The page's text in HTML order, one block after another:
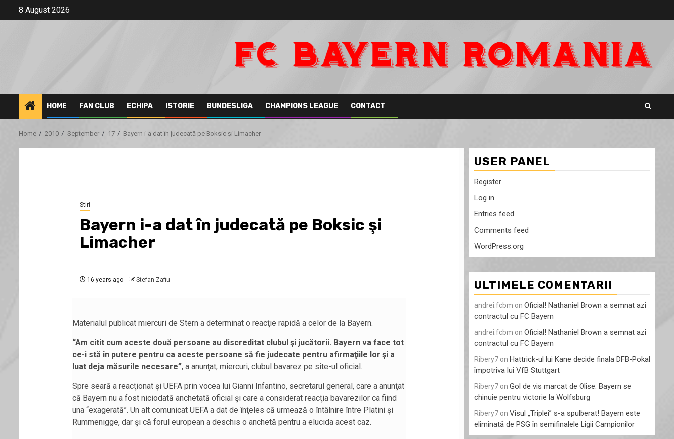
8 August 2026
HOME FAN CLUB ECHIPA ISTORIE BUNDESLIGA CHAMPIONS LEAGUE CONTACT
Home 2010 September 17 Bayern i-a dat în judecată pe Boksic şi Limacher
Stiri
Bayern i-a dat în judecată pe Boksic şi
Limacher
16 years ago Stefan Zafiu
Materialul publicat miercuri de Stern a determinat o reacţie rapidă a celor de la Bayern.
“Am citit cum aceste două persoane au discreditat clubul şi jucătorii. Bayern va face tot
ce-i stă în putere pentru ca aceste persoane să fie judecate pentru afirmaţiile lor şi a
luat deja măsurile necesare”, a anunţat, miercuri, clubul bavarez pe site-ul oficial.
Spre seară a reacţionat şi UEFA prin vocea lui Gianni Infantino, secretarul general, care a anunţat
că Bayern nu a fost niciodată anchetată oficial şi care a considerat reacţia bavarezilor ca fiind
una “exagerată”. Un alt comunicat UEFA a dat de înţeles că urmează o întâlnire între Platini şi
Rummenigge, dar şi că forul european a deschis o anchetă pentru a elucida acest caz.
USER PANEL
Register
Log in
Entries feed
Comments feed
WordPress.org
ULTIMELE COMENTARII
andrei.fcbm on Oficial! Nathaniel Brown a semnat azi
contractul cu FC Bayern
andrei.fcbm on Oficial! Nathaniel Brown a semnat azi
contractul cu FC Bayern
Ribery7 on Hattrick-ul lui Kane decide finala DFB-Pokal
împotriva lui VfB Stuttgart
Ribery7 on Gol de vis marcat de Olise: Bayern se
chinuie pentru victorie la Wolfsburg
Ribery7 on Visul „Triplei” s-a spulberat! Bayern este
eliminată de PSG în semifinalele Ligii Campionilor